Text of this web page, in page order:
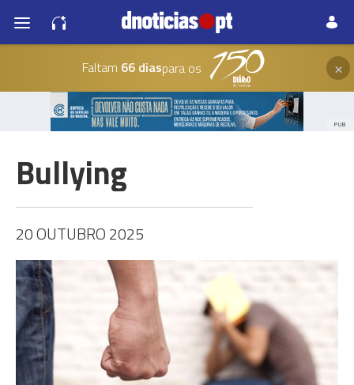
Faltam 66 diaspara os ×
PUB
Bullying
20 OUTUBRO 2025